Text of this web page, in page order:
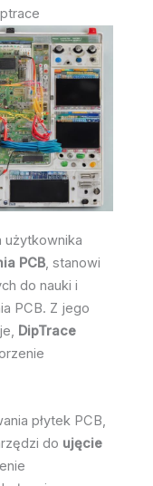
użytkownika
PCB, stanowi
do nauki i
PCB. Z jego
DipTrace
płytek PCB,
do ujęcie